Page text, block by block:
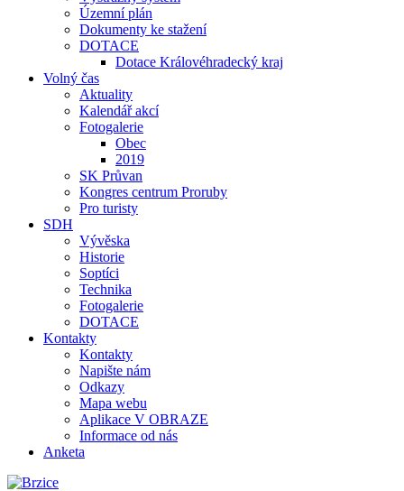
Územní plán
Dokumenty ke stažení
DOTACE
Dotace Královéhradecký kraj
Volný čas
Aktuality
Kalendář akcí
Fotogalerie
Obec
2019
SK Průvan
Kongres centrum Proruby
Pro turisty
SDH
Vývěska
Historie
Soptíci
Technika
Fotogalerie
DOTACE
Kontakty
Kontakty
Napište nám
Odkazy
Mapa webu
Aplikace V OBRAZE
Informace od nás
Anketa